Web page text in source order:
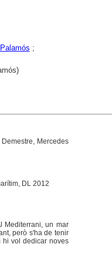
;
Mercedes
DL 2012
Mediterrani, un mar
però s'ha de tenir
hi vol dedicar noves